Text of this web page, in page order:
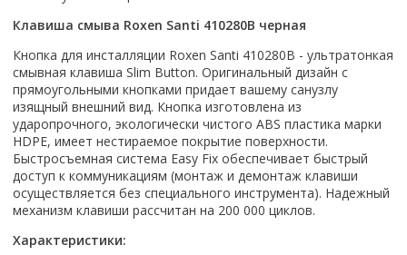
Ножки
Экраны под ванну
Гидромассажные системы
Wirpool
Китай
Уцененные
Недорогие по акции
Смотреть все
Топ брендов
Domani-spa
River
Welt-wasser
Esbano
Форма
Закругленная
Комплектующие для унитазов
Гофры
Канализационный выпуск
Патрубки
Сиденья
С отверстием под смеситель
С полупьедесталом
Исполнение
Для дачи
Для ванной
Умывальник-столешница
Уличный
Смотреть все
Смотреть все
Размер
40 см
50 см
60 см
65 см
Смотреть все
Страна производитель
Германия
Польша
Сербия
Чехия
Смотреть все
Германия
Испания
Италия
Польша
Смотреть все
Чистящие средства
Grass
Karcher
Страна производитель
Великобритания
Германия
Италия
Китай
Смотреть все
Пылесосы
Электровеники, электрошвабры
Стеклоочистители
Мойки высокого давления
Пароочистители
Подметальные машины
Клавиша смыва Roxen Santi 410280B черная
Кнопка для инсталляции Roxen Santi 410280B - ультратонкая
смывная клавиша Slim Button. Оригинальный дизайн с
прямоугольными кнопками придает вашему санузлу
изящный внешний вид. Кнопка изготовлена из
ударопрочного, экологически чистого ABS пластика марки
HDPE, имеет нестираемое покрытие поверхности.
Быстросъемная система Easy Fix обеспечивает быстрый
доступ к коммуникациям (монтаж и демонтаж клавиши
осуществляется без специального инструмента). Надежный
механизм клавиши рассчитан на 200 000 циклов.
Характеристики: